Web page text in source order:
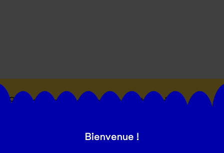
Suivez toutes les actualités du
Bienvenue !